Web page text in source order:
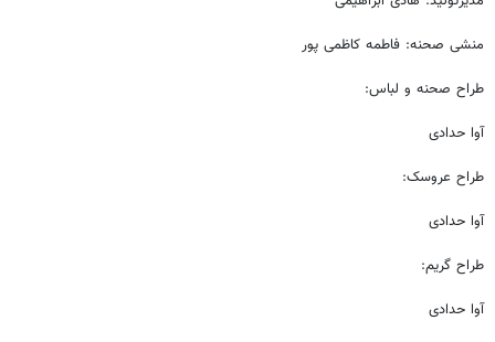
منشی صحنه: فاطمه کاظمی پور
طراح صحنه و لباس:
آوا حدادی
طراح عروسک:
آوا حدادی
طراح گریم:
آوا حدادی